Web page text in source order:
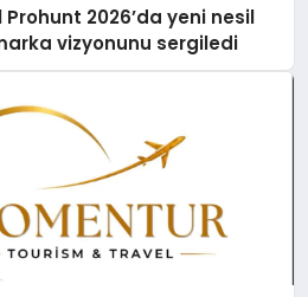
2026’da yeni nesil
vizyonunu sergiledi